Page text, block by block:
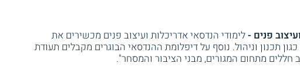
פנים -לימודי הנדסאי אדריכלות ועיצוב פנים מכשירים את
תכנון וניהול. נוסף על דיפלומת ההנדסאי הבוגרים מקבלים תעודת
חללים מתחום המגורים, מבני הציבור והמסחר".